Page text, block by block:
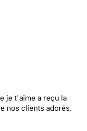
je t'aime a reçu la
nos clients adorés.